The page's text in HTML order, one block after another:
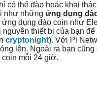
có thể đào hoặc khai
như những ứng dụng
dụng đào coin như
thiết bị của bạn
cryptonight). Với Pi
lên. Ngoài ra bạn
coin mỗi 24 giờ.